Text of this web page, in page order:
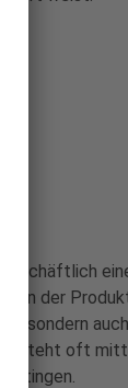
von der
sondern
oft